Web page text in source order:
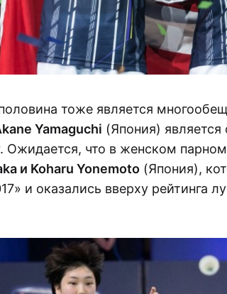
тоже является
Yamaguchi (Япония)
Ожидается, что в женском
и Koharu Yonemoto (Япония),
и оказались вверху рейтинга